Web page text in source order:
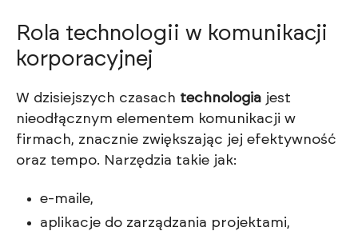
Rola technologii w komunikacji
korporacyjnej
W dzisiejszych czasach technologia jest
nieodłącznym elementem komunikacji w
firmach, znacznie zwiększając jej efektywność
oraz tempo. Narzędzia takie jak:
e-maile,
aplikacje do zarządzania projektami,